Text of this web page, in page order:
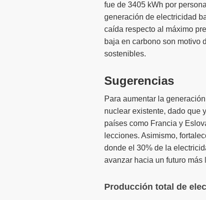
fue de 3405 kWh por
generación de electricidad
caída respecto al máximo
baja en carbono son motivo
sostenibles.
Sugerencias
Para aumentar la
nuclear existente, dado que
países como Francia y
lecciones. Asimismo,
donde el 30% de la
avanzar hacia un futuro más
Producción total de